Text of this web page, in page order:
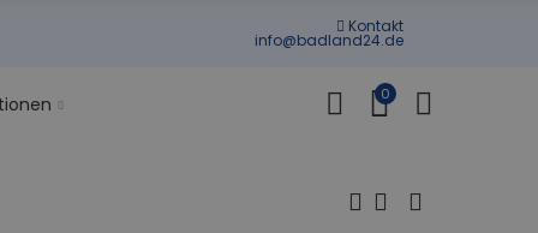
Kontakt
info@badland24.de
0